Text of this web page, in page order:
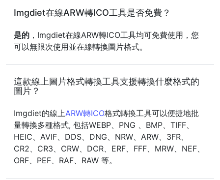
Imgdiet在線ARW轉ICO工具是否免費？
是的 ，Imgdiet在線ARW轉ICO工具均可免費使用，您
可以無限次使用並在線轉換圖片格式。
這款線上圖片格式轉換工具支援轉換什麼格式的
圖片？
Imgdiet的線上ARW轉ICO格式轉換工具可以便捷地批
量轉換多種格式, 包括WEBP、PNG 、BMP、TIFF、
HEIC、AVIF、DDS、DNG、NRW、ARW、3FR、
CR2、CR3、CRW、DCR、ERF、FFF、MRW、NEF、
ORF、PEF、RAF、RAW 等。